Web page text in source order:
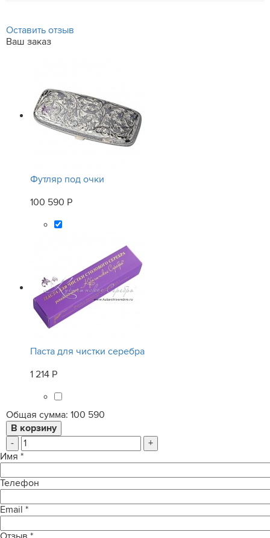
Оставить отзыв
Ваш заказ
Футляр под очки
100 590 Р
Паста для чистки серебра
1 214 Р
Общая сумма: 100 590
-
+
Имя *
Телефон
Email *